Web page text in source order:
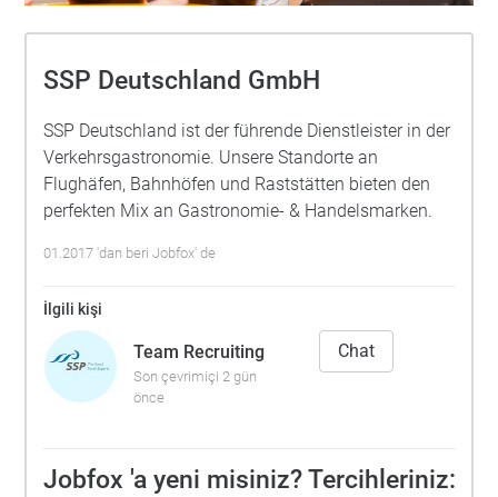
SSP Deutschland GmbH
SSP Deutschland ist der führende Dienstleister in der
Verkehrsgastronomie. Unsere Standorte an
Flughäfen, Bahnhöfen und Raststätten bieten den
perfekten Mix an Gastronomie- & Handelsmarken.
01.2017 'dan beri Jobfox' de
İlgili kişi
Team Recruiting
Son çevrimiçi 2 gün
önce
Chat
Jobfox 'a yeni misiniz? Tercihleriniz: